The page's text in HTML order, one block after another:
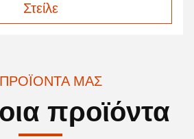
Στείλε
ΜΑΣ
προϊόντα